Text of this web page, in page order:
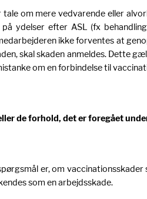
om mere vedvarende eller
ydelser efter ASL (fx
ikke forventes at
skal skaden anmeldes. Dette
om en forbindelse til
de forhold, det er foregået
er, om vaccinationsskader
som en arbejdsskade.